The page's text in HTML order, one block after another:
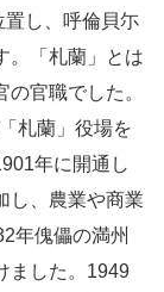
し、呼倫貝尓
。「札蘭」とは
官職でした。
札蘭」役場を
年に開通し
し、農業や商業
年傀儡の満州
ました。1949